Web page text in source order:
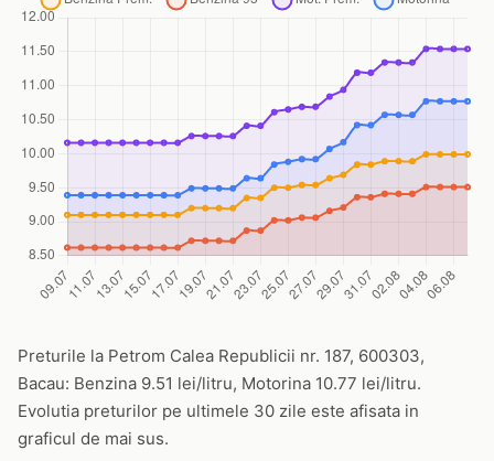
Preturile la Petrom Calea Republicii nr. 187, 600303,
Bacau: Benzina 9.51 lei/litru, Motorina 10.77 lei/litru.
Evolutia preturilor pe ultimele 30 zile este afisata in
graficul de mai sus.